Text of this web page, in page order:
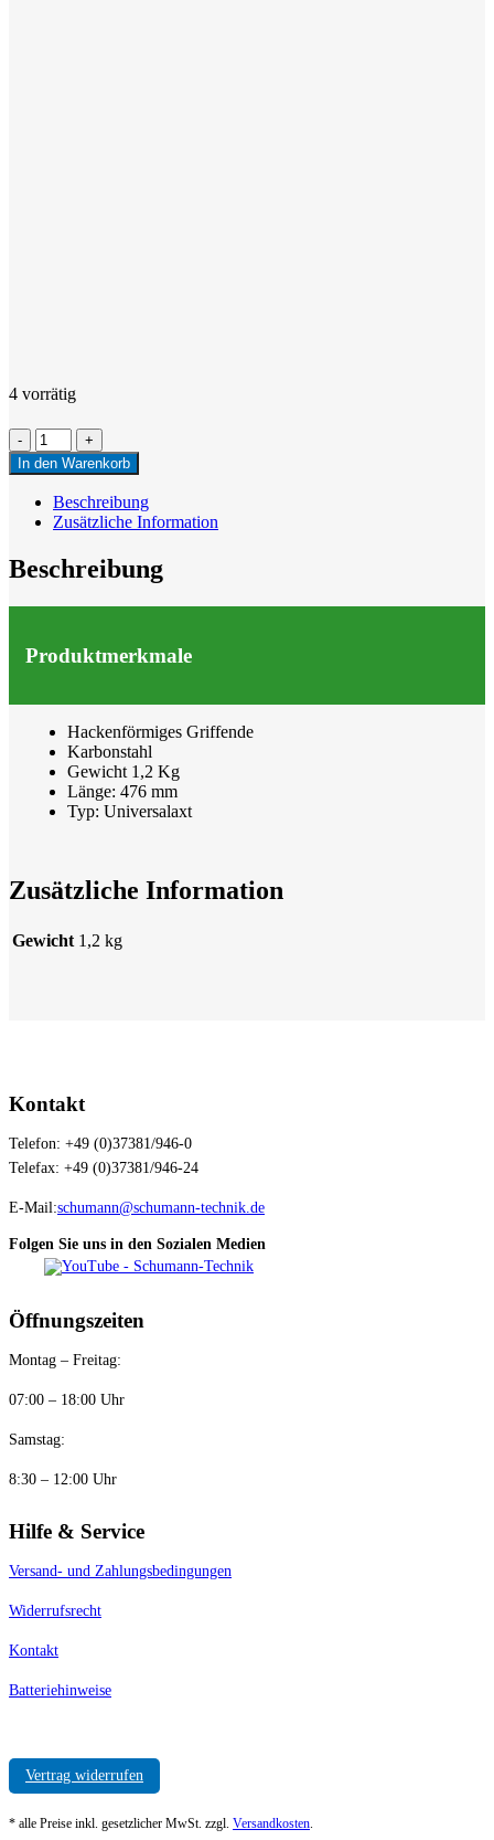
4 vorrätig
Fiskars
Norden
N10
Axt
Menge
In den Warenkorb
Beschreibung
Zusätzliche Information
Beschreibung
Produktmerkmale
Hackenförmiges Griffende
Karbonstahl
Gewicht 1,2 Kg
Länge: 476 mm
Typ: Universalaxt
Zusätzliche Information
Gewicht 1,2 kg
Kontakt
Telefon: +49 (0)37381/946-0
Telefax: +49 (0)37381/946-24
E-Mail:schumann@schumann-technik.de
Folgen Sie uns in den Sozialen Medien
Öffnungszeiten
Montag – Freitag:
07:00 – 18:00 Uhr
Samstag:
8:30 – 12:00 Uhr
Hilfe & Service
Versand- und Zahlungsbedingungen
Widerrufsrecht
Kontakt
Batteriehinweise
Vertrag widerrufen
* alle Preise inkl. gesetzlicher MwSt. zzgl. Versandkosten